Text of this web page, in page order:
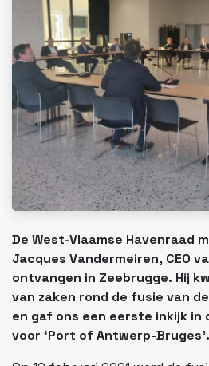
De West-Vlaamse Havenraad
Jacques Vandermeiren, CEO
ontvangen in Zeebrugge. Hij
van zaken rond de fusie van
en gaf ons een eerste inkijk in
voor ‘Port of Antwerp-Bruges’.